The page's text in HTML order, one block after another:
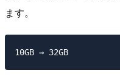
ます。